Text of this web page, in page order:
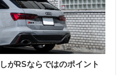
がRSならではのポイント